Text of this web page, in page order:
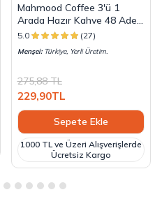
Mahmood Coffee 3'ü 1
Arada Hazır Kahve 48 Adet
x 18 G
5.0 (27)
Menşei:Türkiye, Yerli Üretim.
275,88TL
229,90TL
Sepete Ekle
1000 TL ve Üzeri Alışverişlerde
Ücretsiz Kargo